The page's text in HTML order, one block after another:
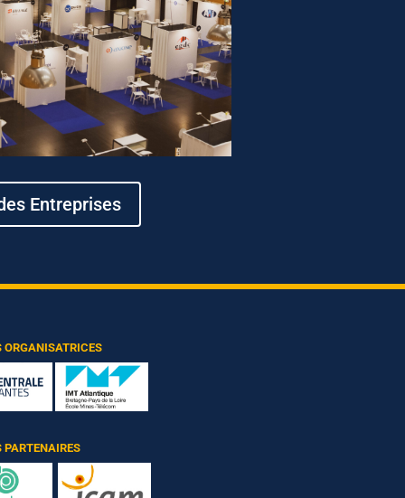
Entreprises
ORGANISATRICES
PARTENAIRES